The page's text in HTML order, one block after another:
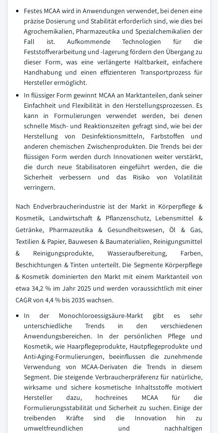
Festes MCAA wird in Anwendungen verwendet, bei denen eine
präzise Dosierung und Stabilität erforderlich sind, wie dies bei
Agrochemikalien, Pharmazeutika und Spezialchemikalien der
Fall ist. Aufkommende Technologien für die
Feststoffverarbeitung und -lagerung fördern den Übergang zu
dieser Form, was eine verlängerte Haltbarkeit, einfachere
Handhabung und einen effizienteren Transportprozess für
Hersteller ermöglicht.
In flüssiger Form gewinnt MCAA an Marktanteilen, dank seiner
Einfachheit und Flexibilität in den Herstellungsprozessen. Es
kann in Formulierungen verwendet werden, bei denen
schnelle Misch- und Reaktionszeiten gefragt sind, wie bei der
Herstellung von Desinfektionsmitteln, Farbstoffen und
anderen chemischen Zwischenprodukten. Die Trends bei der
flüssigen Form werden durch Innovationen weiter verstärkt,
die durch neue Stabilisatoren eingeführt werden, die die
Sicherheit verbessern und das Risiko von Volatilität
verringern.
Nach Endverbraucherindustrie ist der Markt in Körperpflege &
Kosmetik, Landwirtschaft & Pflanzenschutz, Lebensmittel &
Getränke, Pharmazeutika & Gesundheitswesen, Öl & Gas,
Textilien & Papier, Bauwesen & Baumaterialien, Reinigungsmittel
& Reinigungsprodukte, Wasseraufbereitung, Farben,
Beschichtungen & Tinten unterteilt. Die Segmente Körperpflege
& Kosmetik dominierten den Markt mit einem Marktanteil von
etwa 34,2 % im Jahr 2025 und werden voraussichtlich mit einer
CAGR von 4,4 % bis 2035 wachsen.
In der Monochloroessigsäure-Markt gibt es sehr
unterschiedliche Trends in den verschiedenen
Anwendungsbereichen. In der persönlichen Pflege und
Kosmetik, wie Haarpflegeprodukte, Hautpflegeprodukte und
Anti-Aging-Formulierungen, beeinflussen die zunehmende
Verwendung von MCAA-Derivaten die Trends in diesem
Segment. Die steigende Verbraucherpräferenz für natürliche,
wirksame und sichere kosmetische Inhaltsstoffe motiviert
Hersteller dazu, hochreines MCAA für die
Formulierungsstabilität und Sicherheit zu suchen. Einige der
treibenden Kräfte sind die Innovation hin zu
umweltfreundlichen und nachhaltigen